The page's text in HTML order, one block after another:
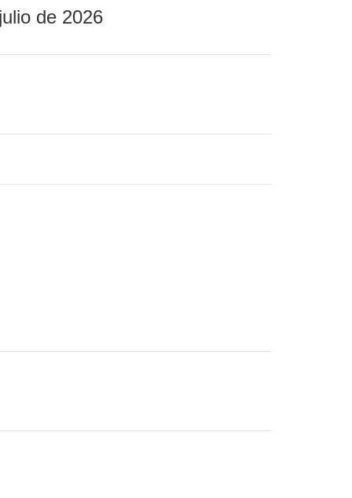
de 2026